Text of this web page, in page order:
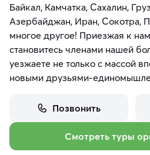
Байкал, Камчатка, Сахалин,
Азербайджан, Иран, Сокотра,
многое другое! Приезжая к
становитесь членами нашей
уезжаете не только с массой
новыми друзьями-
Позвонить
Смотреть туры